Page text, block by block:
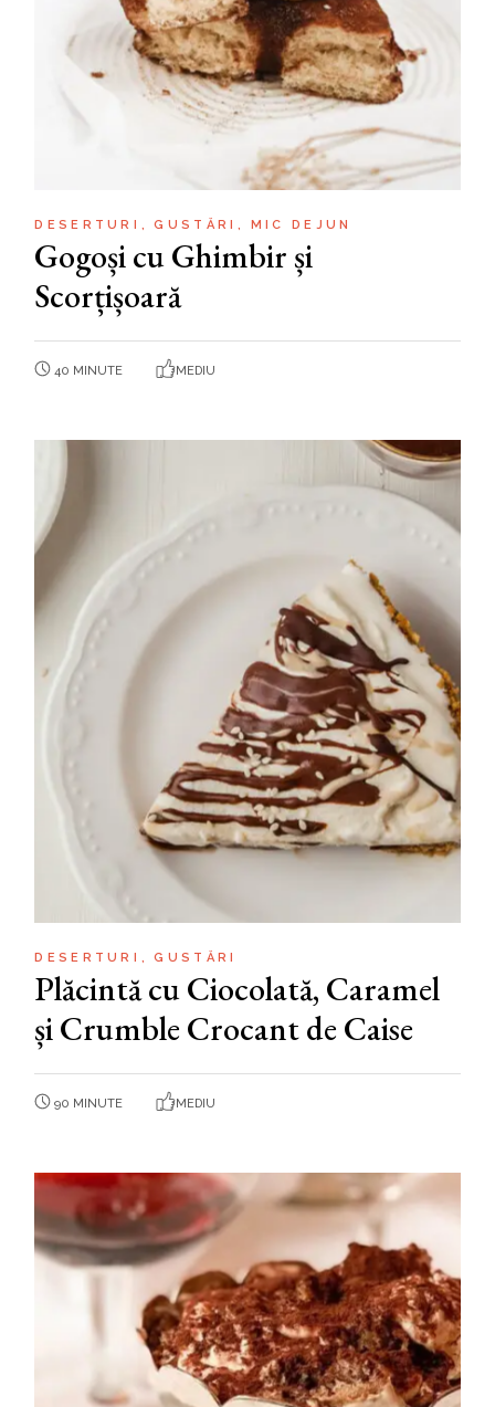
DESERTURI GUSTĂRI MIC DEJUN
Gogoși cu Ghimbir și
Scorțișoară
40 MINUTE MEDIU
DESERTURI GUSTĂRI
Plăcintă cu Ciocolată, Caramel
și Crumble Crocant de Caise
90 MINUTE MEDIU